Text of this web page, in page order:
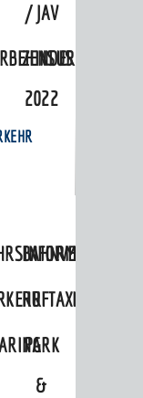
/ JAV
ZENSUS
2022
BAHNVERKEHR
RUFTAXI
PARK
&